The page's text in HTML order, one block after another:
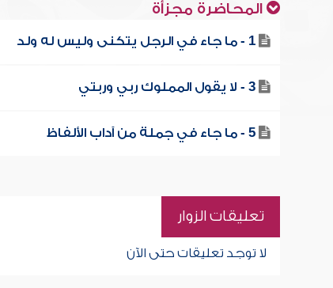
المحاضرة مجزأة
1 - ما جاء في الرجل يتكنى وليس له ولد
3 - لا يقول المملوك ربي وربتي
5 - ما جاء في جملة من آداب الألفاظ
تعليقات الزوار
لا توجد تعليقات حتى الآن